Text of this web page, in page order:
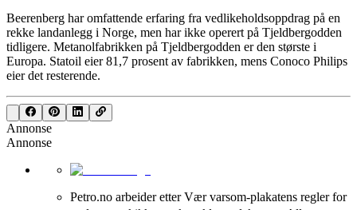
Beerenberg har omfattende erfaring fra vedlikeholdsoppdrag på en
rekke landanlegg i Norge, men har ikke operert på Tjeldbergodden
tidligere. Metanolfabrikken på Tjeldbergodden er den største i
Europa. Statoil eier 81,7 prosent av fabrikken, mens Conoco Philips
eier det resterende.
Annonse
Annonse
Petro.no arbeider etter Vær varsom-plakatens regler for